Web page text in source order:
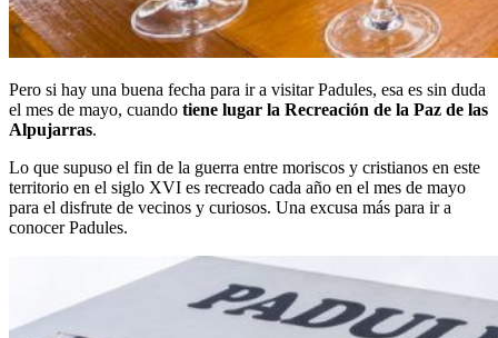
Pero si hay una buena fecha para ir a visitar Padules, esa es sin duda
el mes de mayo, cuando tiene lugar la Recreación de la Paz de las
Alpujarras.
Lo que supuso el fin de la guerra entre moriscos y cristianos en este
territorio en el siglo XVI es recreado cada año en el mes de mayo
para el disfrute de vecinos y curiosos. Una excusa más para ir a
conocer Padules.